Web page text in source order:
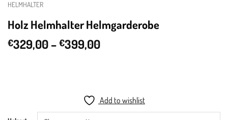
HELMHALTER
Holz Helmhalter Helmgarderobe
€329,00– €399,00Price
€399,00
Add to wishlist